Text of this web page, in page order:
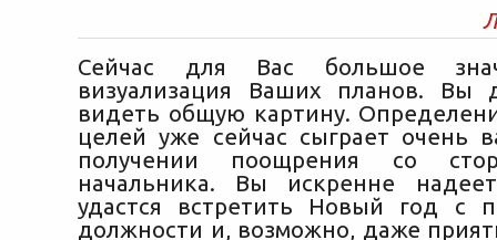
Сейчас для Вас большое
визуализация Ваших планов. Вы
видеть общую картину.
целей уже сейчас сыграет очень
получении поощрения со
начальника. Вы искренне
удастся встретить Новый год с
должности и, возможно, даже